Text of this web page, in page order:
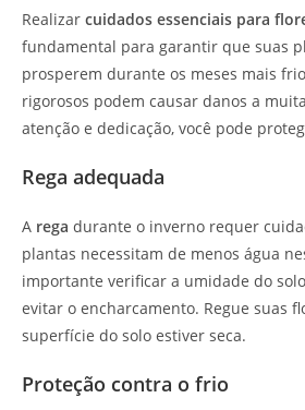
Realizar cuidados essenciais para
fundamental para garantir que suas
prosperem durante os meses mais
rigorosos podem causar danos a
atenção e dedicação, você pode
Rega adequada
A rega durante o inverno requer
plantas necessitam de menos água
importante verificar a umidade do
evitar o encharcamento. Regue suas
superfície do solo estiver seca.
Proteção contra o frio